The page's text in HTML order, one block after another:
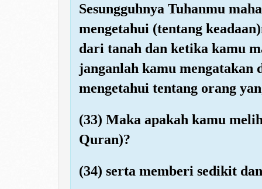
Sesungguhnya Tuhanmu
mengetahui (tentang
dari tanah dan ketika kamu
janganlah kamu
mengetahui tentang orang
(33) Maka apakah kamu
Quran)?
(34) serta memberi sedikit